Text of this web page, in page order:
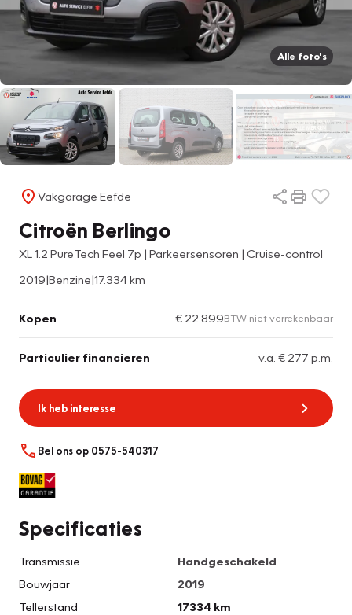
Alle foto's
Vakgarage Eefde
Citroën Berlingo
XL 1.2 PureTech Feel 7p | Parkeersensoren | Cruise-control
2019|Benzine|17.334 km
Kopen € 22.899BTW niet verrekenbaar
Particulier financieren v.a. € 277 p.m.
Ik heb interesse
Bel ons op 0575-540317
Specificaties
Transmissie
Handgeschakeld
Bouwjaar
2019
Tellerstand
17334 km